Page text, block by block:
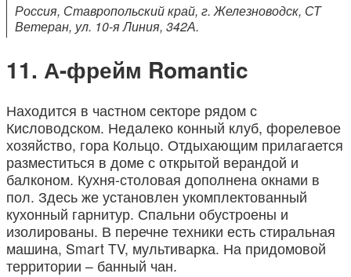
Россия, Ставропольский край, г. Железноводск, СТ
Ветеран, ул. 10-я Линия, 342А.
А-фрейм Romantic
Находится в частном секторе рядом с
Кисловодском. Недалеко конный клуб, форелевое
хозяйство, гора Кольцо. Отдыхающим прилагается
разместиться в доме с открытой верандой и
балконом. Кухня-столовая дополнена окнами в
пол. Здесь же установлен укомплектованный
кухонный гарнитур. Спальни обустроены и
изолированы. В перечне техники есть стиральная
машина, Smart TV, мультиварка. На придомовой
территории – банный чан.